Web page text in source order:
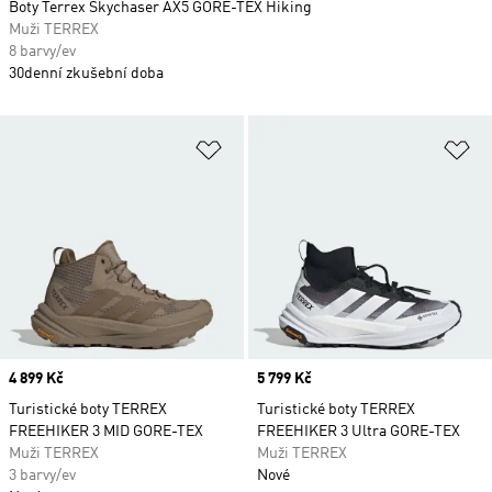
Price
4 899 Kč
Turistické boty TERREX
FREEHIKER 3 MID GORE-TEX
Muži TERREX
3 barvy/ev
Price
5 799 Kč
Turistické boty TERREX
FREEHIKER 3 Ultra GORE-TEX
Muži TERREX
Nové
Boty Terrex Skychaser AX5 GORE-TEX Hiking
Muži TERREX
8 barvy/ev
30denní zkušební doba